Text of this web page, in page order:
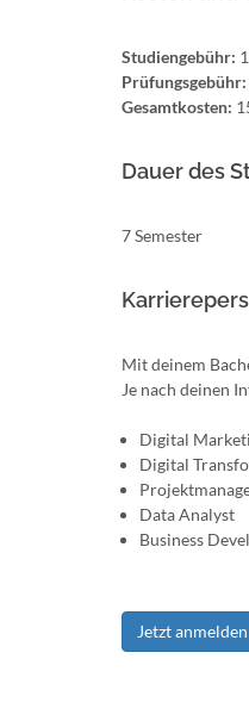
Studiengebühr:
Prüfungsgebühr:
Gesamtkosten:
Dauer des
7 Semester
Mit deinem
Je nach deinen
Digital
Digital
Data Analyst
Business
Jetzt anmelden